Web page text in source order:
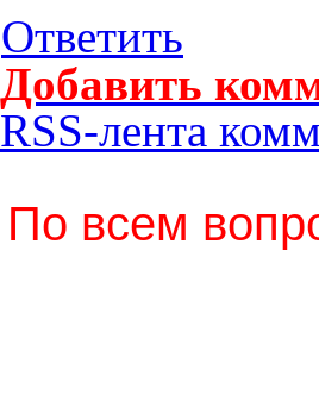
Ответить
Добавить
RSS-лента
По всем